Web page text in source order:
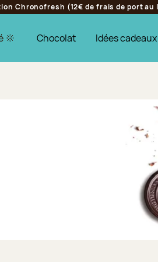
Chronofresh (12€ de frais de port
🌞 Chocolat Idées cadeaux